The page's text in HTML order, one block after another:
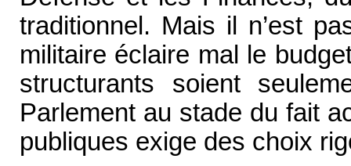
traditionnel. Mais il n’est
militaire éclaire mal le
structurants soient
Parlement au stade du fait
publiques exige des choix